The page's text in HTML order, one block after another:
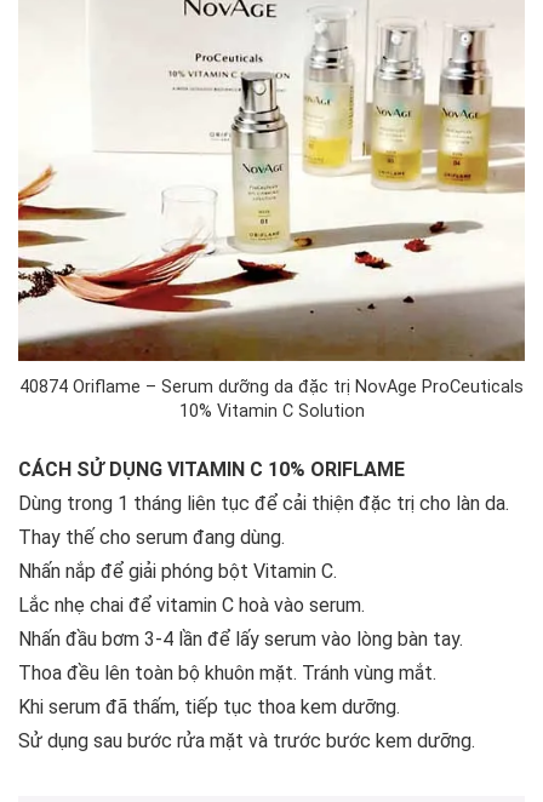
40874 Oriflame – Serum dưỡng da đặc trị NovAge ProCeuticals
10% Vitamin C Solution
CÁCH SỬ DỤNG VITAMIN C 10% ORIFLAME
Dùng trong 1 tháng liên tục để cải thiện đặc trị cho làn da.
Thay thế cho serum đang dùng.
Nhấn nắp để giải phóng bột Vitamin C.
Lắc nhẹ chai để vitamin C hoà vào serum.
Nhấn đầu bơm 3-4 lần để lấy serum vào lòng bàn tay.
Thoa đều lên toàn bộ khuôn mặt. Tránh vùng mắt.
Khi serum đã thấm, tiếp tục thoa kem dưỡng.
Sử dụng sau bước rửa mặt và trước bước kem dưỡng.